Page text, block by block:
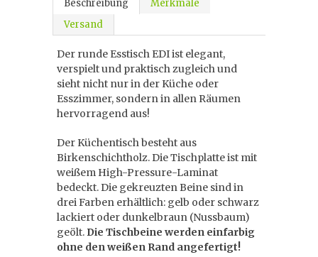
Beschreibung
Merkmale
Versand
Der runde Esstisch EDI ist elegant,
verspielt und praktisch zugleich und
sieht nicht nur in der Küche oder
Esszimmer, sondern in allen Räumen
hervorragend aus!
Der Küchentisch besteht aus
Birkenschichtholz. Die Tischplatte ist mit
weißem High-Pressure-Laminat
bedeckt. Die gekreuzten Beine sind in
drei Farben erhältlich: gelb oder schwarz
lackiert oder dunkelbraun (Nussbaum)
geölt. Die Tischbeine werden einfarbig
ohne den weißen Rand angefertigt!